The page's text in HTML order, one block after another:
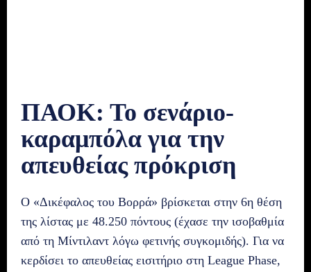
ΠΑΟΚ: Το σενάριο-
καραμπόλα για την
απευθείας πρόκριση
Ο «Δικέφαλος του Βορρά» βρίσκεται στην 6η θέση
της λίστας με 48.250 πόντους (έχασε την ισοβαθμία
από τη Μίντιλαντ λόγω φετινής συγκομιδής). Για να
κερδίσει το απευθείας εισιτήριο στη League Phase,